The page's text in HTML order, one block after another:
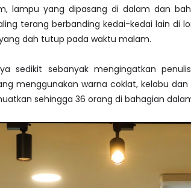
lampu yang dipasang di dalam dan
terang berbanding kedai-kedai lain di
dah tutup pada waktu malam.
sedikit sebanyak mengingatkan
menggunakan warna coklat, kelabu dan
sehingga 36 orang di bahagian